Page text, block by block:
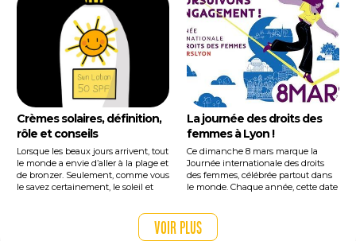
Crèmes solaires, définition,
rôle et conseils
Lorsque les beaux jours arrivent, tout
le monde a envie d’aller à la plage et
de bronzer. Seulement, comme vous
le savez certainement, le soleil et
peuvent être très dangereux pour la
peau et la santé. C’est pour cela qu’il
est essentiel de bien se protéger
La journée des droits des
femmes à Lyon !
Ce dimanche 8 mars marque la
Journée internationale des droits
des femmes, célébrée partout dans
le monde. Chaque année, cette date
combats menés pour l’égalité entre
les femmes et les hommes, mais
aussi de mettre en lumière les
Voir plus